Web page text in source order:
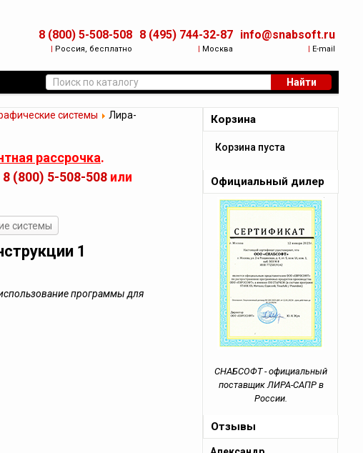
8 (800) 5-508-508
| Россия, бесплатно
8 (495) 744-32-87
| Москва
info@snabsoft.ru
| E-mail
Найти
системы
Лира-
рассрочка.
8 (800) 5-508-508или
системы
1
программы для
Корзина
Корзина пуста
Официальный дилер
СНАБСОФТ - официальный
поставщик ЛИРА-САПР в
России.
Отзывы